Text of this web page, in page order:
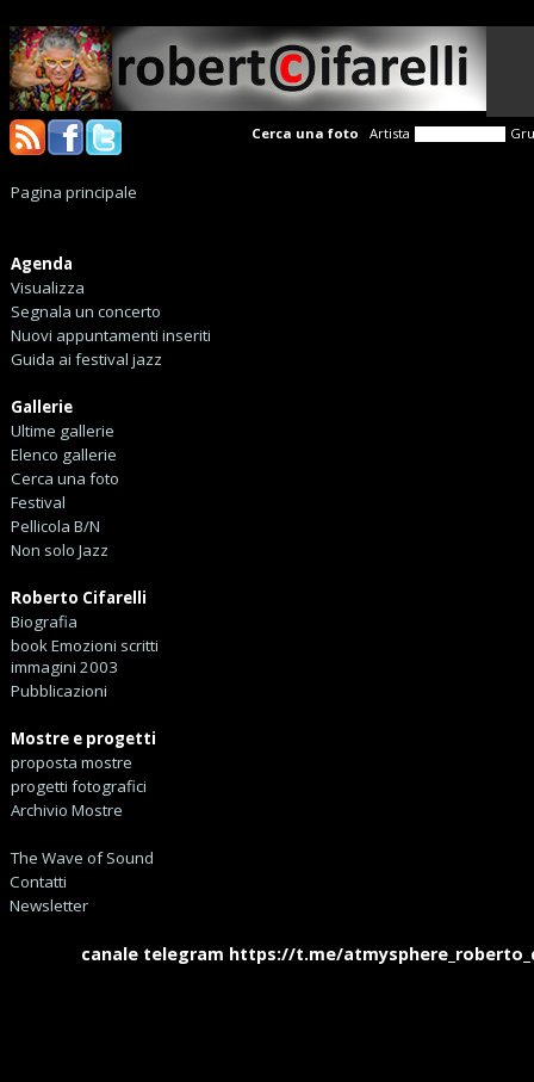
Cerca una foto Artista
Pagina principale
Agenda
Visualizza
Segnala un concerto
Nuovi appuntamenti inseriti
Guida ai festival jazz
Gallerie
Ultime gallerie
Elenco gallerie
Cerca una foto
Festival
Pellicola B/N
Non solo Jazz
Roberto Cifarelli
Biografia
book Emozioni scritti
immagini 2003
Pubblicazioni
Mostre e progetti
proposta mostre
progetti fotografici
Archivio Mostre
The Wave of Sound
Contatti
Newsletter
canale telegram https://t.me/